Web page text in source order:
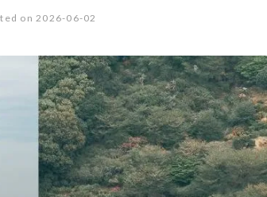
on 2026-06-02